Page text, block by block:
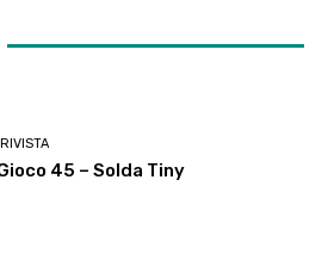
45 – Solda Tiny